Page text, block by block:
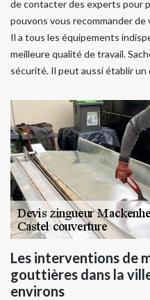
de contacter des experts pour
pouvons vous recommander
Il a tous les équipements
meilleure qualité de travail.
sécurité. Il peut aussi établir
Les interventions de
gouttières dans la
environs